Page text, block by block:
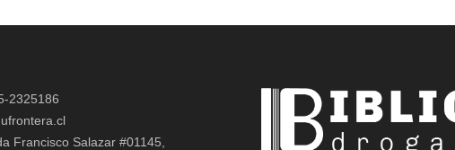
2325186
Francisco Salazar #01145,